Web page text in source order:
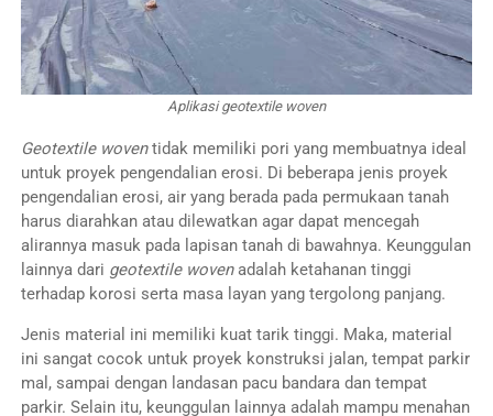
Aplikasi geotextile woven
Geotextile woventidak memiliki pori yang membuatnya ideal
untuk proyek pengendalian erosi. Di beberapa jenis proyek
pengendalian erosi, air yang berada pada permukaan tanah
harus diarahkan atau dilewatkan agar dapat mencegah
alirannya masuk pada lapisan tanah di bawahnya. Keunggulan
lainnya dari geotextile wovenadalah ketahanan tinggi
terhadap korosi serta masa layan yang tergolong panjang.
Jenis material ini memiliki kuat tarik tinggi. Maka, material
ini sangat cocok untuk proyek konstruksi jalan, tempat parkir
mal, sampai dengan landasan pacu bandara dan tempat
parkir. Selain itu, keunggulan lainnya adalah mampu menahan